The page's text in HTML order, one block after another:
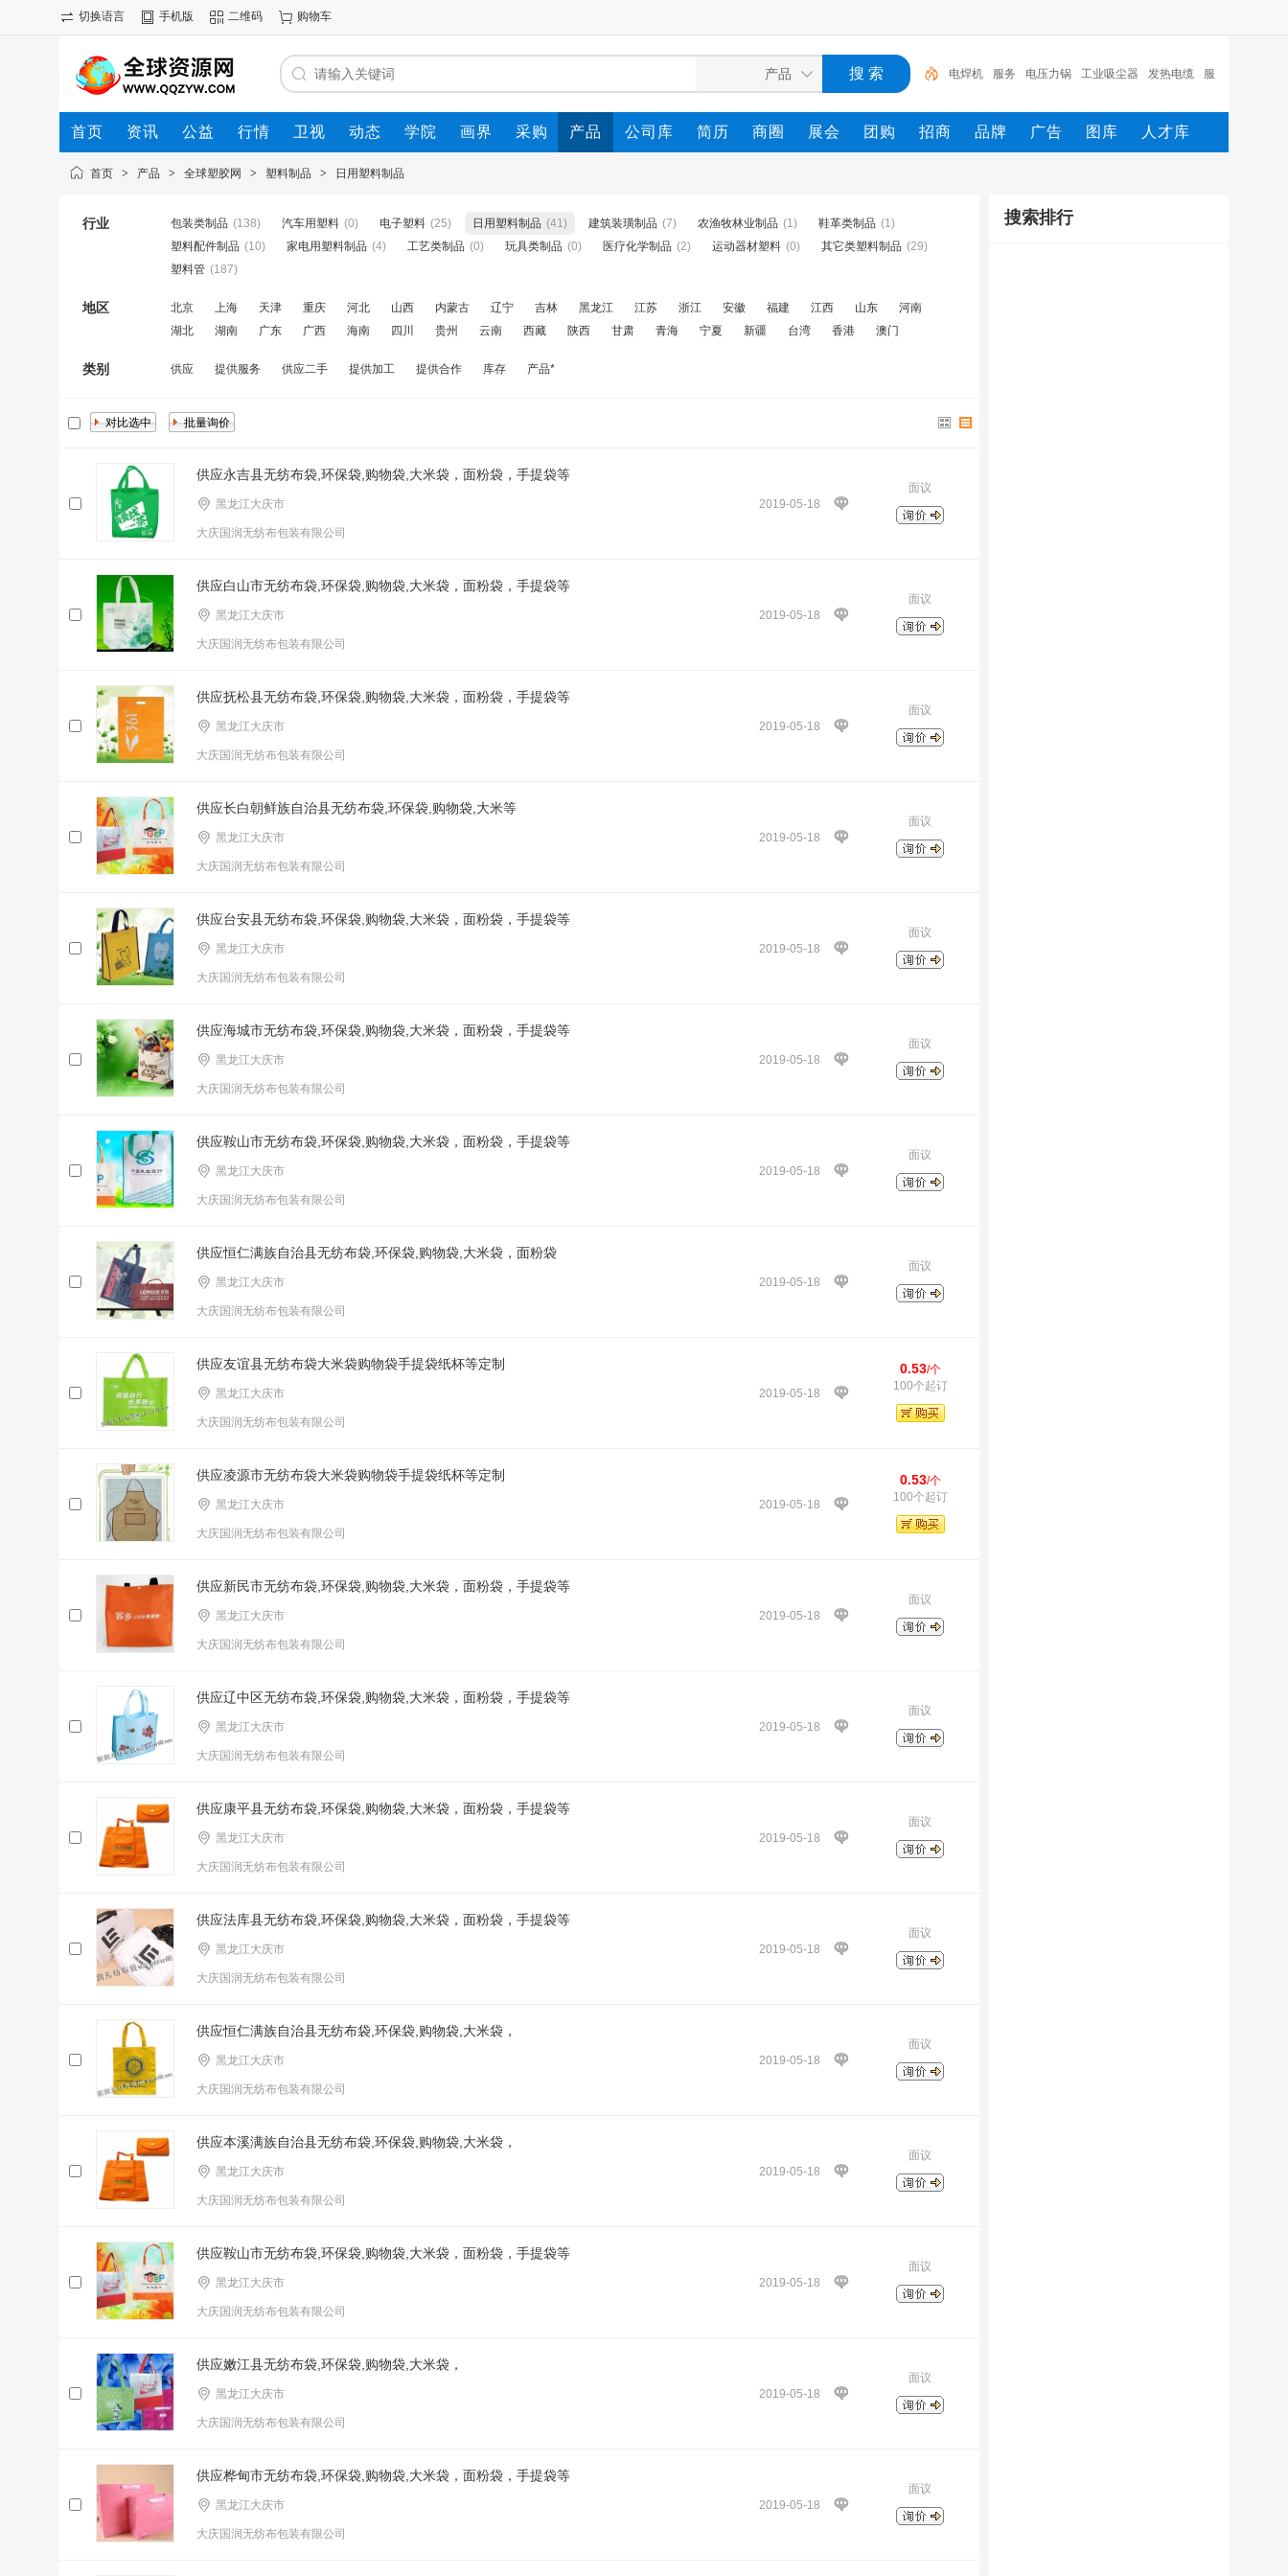
切换语言 手机版 二维码 购物车
电焊机 服务 电压力锅 工业吸尘器 发热电缆 服
装 服装打包机 服务/ 工具 家用电器
首页 资讯 公益 行情 卫视 动态 学院 画界 采购 产品 公司库 简历 商圈 展会 团购 招商 品牌 广告 图库 人才库
首页 > 产品 > 全球塑胶网 > 塑料制品 > 日用塑料制品
行业 包装类制品 (138) 汽车用塑料 (0) 电子塑料 (25) 日用塑料制品 (41) 建筑装璜制品 (7) 农渔牧林业制品 (1) 鞋革类制品 (1)
塑料配件制品 (10) 家电用塑料制品 (4) 工艺类制品 (0) 玩具类制品 (0) 医疗化学制品 (2) 运动器材塑料 (0) 其它类塑料制品 (29)
塑料管 (187)
地区 北京 上海 天津 重庆 河北 山西 内蒙古 辽宁 吉林 黑龙江 江苏 浙江 安徽 福建 江西 山东
河南
湖北
湖南 广东 广西 海南 四川 贵州 云南 西藏 陕西 甘肃 青海 宁夏 新疆 台湾 香港 澳门
类别 供应 提供服务 供应二手 提供加工 提供合作 库存 产品*
供应永吉县无纺布袋,环保袋,购物袋,大米袋，面粉袋，手提袋等
2019-05-18
黑龙江大庆市
大庆国润无纺布包装有限公司
面议
供应白山市无纺布袋,环保袋,购物袋,大米袋，面粉袋，手提袋等
2019-05-18
黑龙江大庆市
大庆国润无纺布包装有限公司
面议
供应抚松县无纺布袋,环保袋,购物袋,大米袋，面粉袋，手提袋等
2019-05-18
黑龙江大庆市
大庆国润无纺布包装有限公司
面议
供应长白朝鲜族自治县无纺布袋,环保袋,购物袋,大米等
2019-05-18
黑龙江大庆市
大庆国润无纺布包装有限公司
面议
供应台安县无纺布袋,环保袋,购物袋,大米袋，面粉袋，手提袋等
2019-05-18
黑龙江大庆市
大庆国润无纺布包装有限公司
面议
供应海城市无纺布袋,环保袋,购物袋,大米袋，面粉袋，手提袋等
2019-05-18
黑龙江大庆市
大庆国润无纺布包装有限公司
面议
供应鞍山市无纺布袋,环保袋,购物袋,大米袋，面粉袋，手提袋等
2019-05-18
黑龙江大庆市
大庆国润无纺布包装有限公司
面议
供应恒仁满族自治县无纺布袋,环保袋,购物袋,大米袋，面粉袋
2019-05-18
黑龙江大庆市
大庆国润无纺布包装有限公司
面议
供应友谊县无纺布袋大米袋购物袋手提袋纸杯等定制
2019-05-18
黑龙江大庆市
大庆国润无纺布包装有限公司
0.53/个
100个起订
供应凌源市无纺布袋大米袋购物袋手提袋纸杯等定制
2019-05-18
黑龙江大庆市
大庆国润无纺布包装有限公司
0.53/个
100个起订
供应新民市无纺布袋,环保袋,购物袋,大米袋，面粉袋，手提袋等
2019-05-18
黑龙江大庆市
大庆国润无纺布包装有限公司
面议
供应辽中区无纺布袋,环保袋,购物袋,大米袋，面粉袋，手提袋等
2019-05-18
黑龙江大庆市
大庆国润无纺布包装有限公司
面议
供应康平县无纺布袋,环保袋,购物袋,大米袋，面粉袋，手提袋等
2019-05-18
黑龙江大庆市
大庆国润无纺布包装有限公司
面议
供应法库县无纺布袋,环保袋,购物袋,大米袋，面粉袋，手提袋等
2019-05-18
黑龙江大庆市
大庆国润无纺布包装有限公司
面议
供应恒仁满族自治县无纺布袋,环保袋,购物袋,大米袋，
2019-05-18
黑龙江大庆市
大庆国润无纺布包装有限公司
面议
供应本溪满族自治县无纺布袋,环保袋,购物袋,大米袋，
2019-05-18
黑龙江大庆市
大庆国润无纺布包装有限公司
面议
供应鞍山市无纺布袋,环保袋,购物袋,大米袋，面粉袋，手提袋等
2019-05-18
黑龙江大庆市
大庆国润无纺布包装有限公司
面议
供应嫩江县无纺布袋,环保袋,购物袋,大米袋，
2019-05-18
黑龙江大庆市
大庆国润无纺布包装有限公司
面议
供应桦甸市无纺布袋,环保袋,购物袋,大米袋，面粉袋，手提袋等
2019-05-18
黑龙江大庆市
大庆国润无纺布包装有限公司
面议
搜索排行